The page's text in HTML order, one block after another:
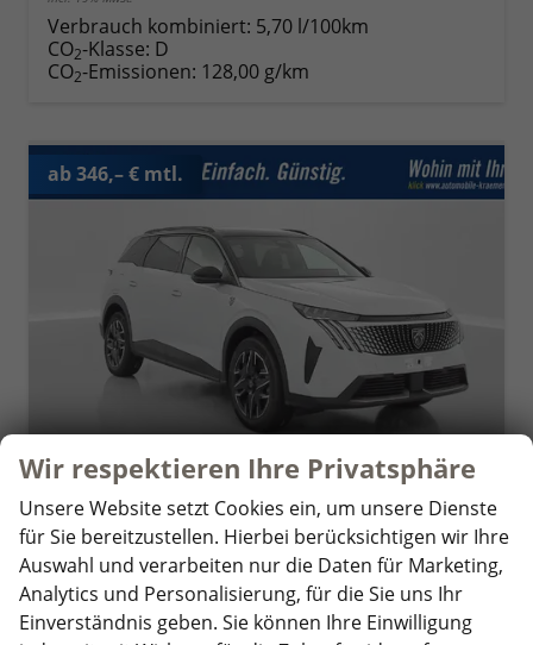
Verbrauch kombiniert: 5,70 l/100km
CO2-Klasse: D
CO2-Emissionen: 128,00 g/km
ab 346,– € mtl.
Peugeot 5008
GT
unverbindliche Lieferzeit: 5 Wochen Jungwagen/Jahreswagen
Fahrzeugnr. 361835 Getriebe Automatik
Wir respektieren Ihre Privatsphäre
Unsere Website setzt Cookies ein, um unsere Dienste
für Sie bereitzustellen. Hierbei berücksichtigen wir Ihre
Auswahl und verarbeiten nur die Daten für Marketing,
Analytics und Personalisierung, für die Sie uns Ihr
Einverständnis geben. Sie können Ihre Einwilligung